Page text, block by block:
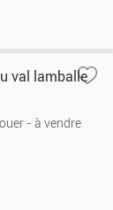
val lamballe
- à vendre